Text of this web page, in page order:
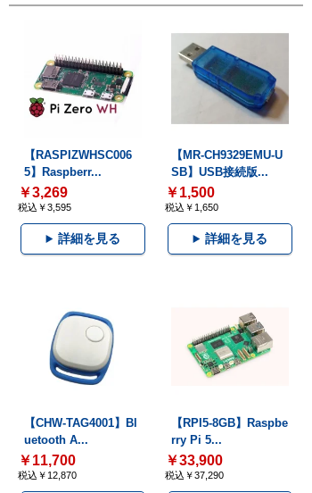
【RASPIZWHSC006
5】Raspberr...
￥3,269
税込￥3,595
詳細を見る
【MR-CH9329EMU-U
SB】USB接続版...
￥1,500
税込￥1,650
詳細を見る
【CHW-TAG4001】Bl
uetooth A...
￥11,700
税込￥12,870
【RPI5-8GB】Raspbe
rry Pi 5...
￥33,900
税込￥37,290